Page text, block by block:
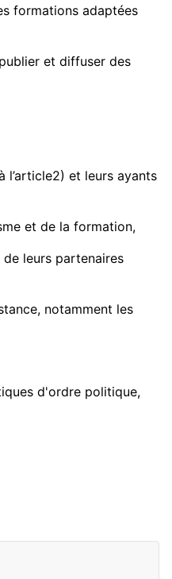
formations adaptées
et diffuser des
l’article2) et leurs ayants
et de la formation,
leurs partenaires
notamment les
d'ordre politique,